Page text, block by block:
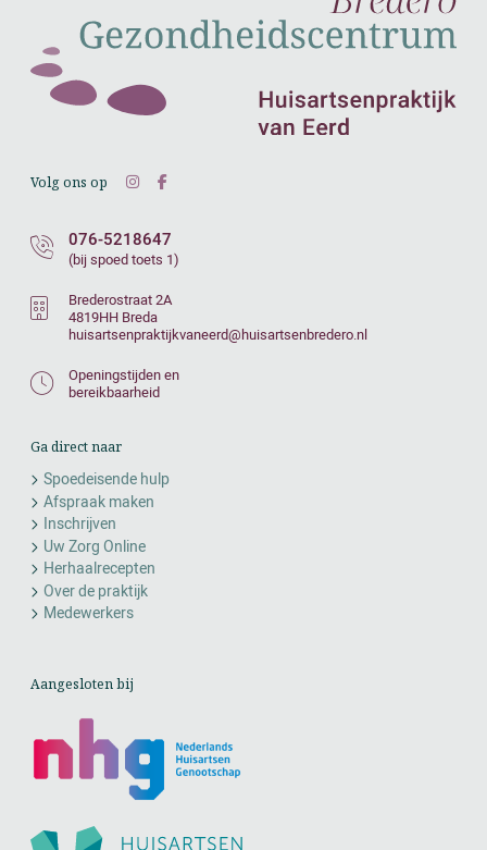
Volg ons op
076-5218647
(bij spoed toets 1)
Brederostraat 2A
4819HH Breda
huisartsenpraktijkvaneerd@huisartsenbredero.nl
Openingstijden en
bereikbaarheid
Ga direct naar
Spoedeisende hulp
Afspraak maken
Inschrijven
Uw Zorg Online
Herhaalrecepten
Over de praktijk
Medewerkers
Aangesloten bij